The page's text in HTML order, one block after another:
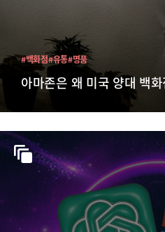
아마존은 왜 미국 양대 백
#백화점#유통#명품